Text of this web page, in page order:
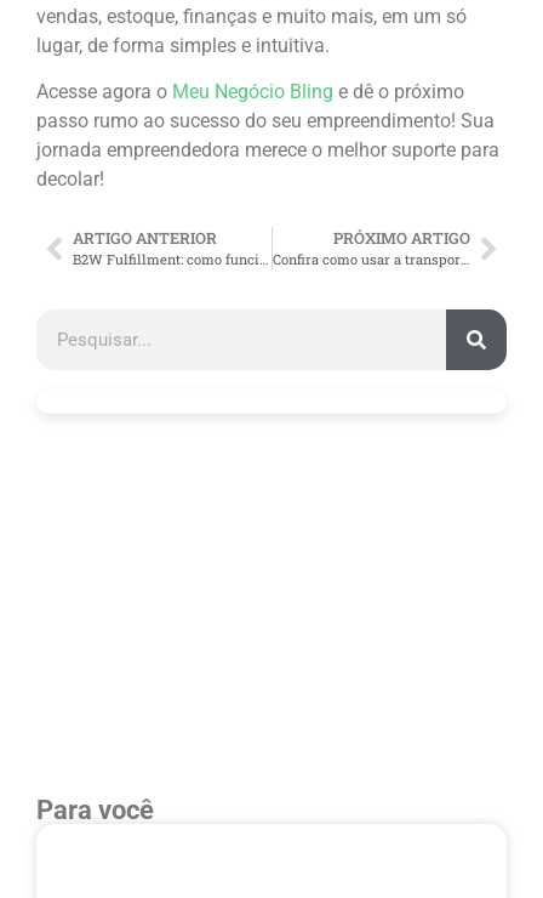
vendas, estoque, finanças e muito mais, em um só
lugar, de forma simples e intuitiva.
Acesse agora o Meu Negócio Bling e dê o próximo
passo rumo ao sucesso do seu empreendimento! Sua
jornada empreendedora merece o melhor suporte para
decolar!
ARTIGO ANTERIOR
B2W Fulfillment: como funciona este serviço da Americanas?
PRÓXIMO ARTIGO
Confira como usar a transportadora da Shopee na sua loja
Para você